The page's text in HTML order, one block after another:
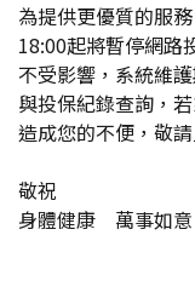
為提供更優質的服
18:00起將暫停網路
不受影響，系統維
與投保紀錄查詢，
造成您的不便，敬請
敬祝
身體健康 萬事如意